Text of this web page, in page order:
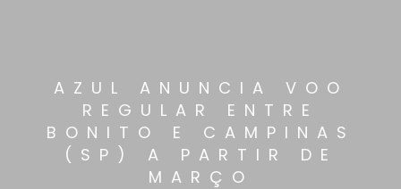
AZUL ANUNCIA VOO
REGULAR ENTRE
BONITO E CAMPINAS
(SP) A PARTIR DE
MARÇO